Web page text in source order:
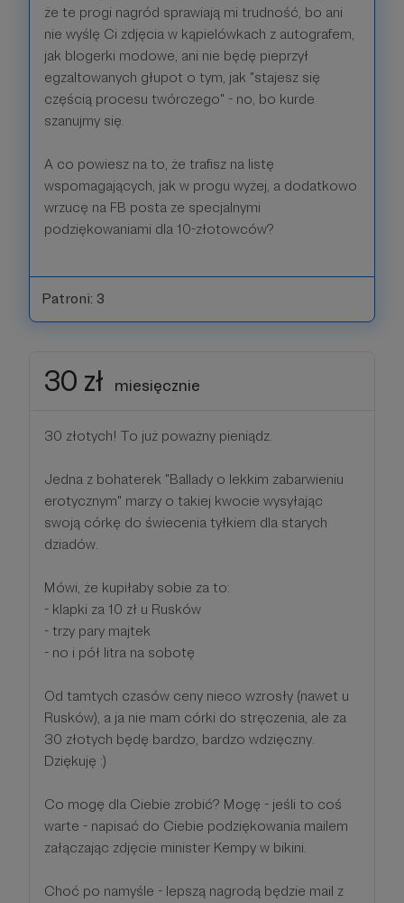
że te progi nagród sprawiają mi trudność, bo ani
nie wyślę Ci zdjęcia w kąpielówkach z autografem,
jak blogerki modowe, ani nie będę pieprzył
egzaltowanych głupot o tym, jak "stajesz się
częścią procesu twórczego" - no, bo kurde
szanujmy się.
A co powiesz na to, że trafisz na listę
wspomagających, jak w progu wyżej, a dodatkowo
wrzucę na FB posta ze specjalnymi
podziękowaniami dla 10-złotowców?
Patroni: 3
30 zł miesięcznie
30 złotych! To już poważny pieniądz.
Jedna z bohaterek "Ballady o lekkim zabarwieniu
erotycznym" marzy o takiej kwocie wysyłając
swoją córkę do świecenia tyłkiem dla starych
dziadów.
Mówi, że kupiłaby sobie za to:
- klapki za 10 zł u Rusków
- trzy pary majtek
- no i pół litra na sobotę
Od tamtych czasów ceny nieco wzrosły (nawet u
Rusków), a ja nie mam córki do stręczenia, ale za
30 złotych będę bardzo, bardzo wdzięczny.
Dziękuję :)
Co mogę dla Ciebie zrobić? Mogę - jeśli to coś
warte - napisać do Ciebie podziękowania mailem
załączając zdjęcie minister Kempy w bikini.
Choć po namyśle - lepszą nagrodą będzie mail z